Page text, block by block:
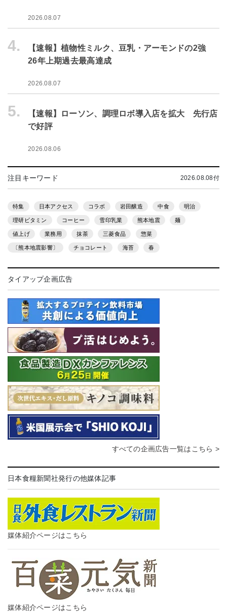
2026.08.07
4.
【速報】植物性ミルク、豆乳・アーモンドの2強
26年上期過去最高達成
2026.08.07
5.
【速報】ローソン、調理ロボ導入店を拡大 先行店
で好評
2026.08.06
注目キーワード 2026.08.08付
特集 日本アクセス コラボ 岩田醸造 中食 明治
理研ビタミン コーヒー 雪印乳業 熊本地震 麺
値上げ 業務用 抹茶 三菱食品 惣菜
〔熊本地震影響〕 チョコレート 海苔 春
タイアップ企画広告
すべての企画広告一覧はこちら >
日本食糧新聞社発行の他媒体記事
媒体紹介ページはこちら
媒体紹介ページはこちら